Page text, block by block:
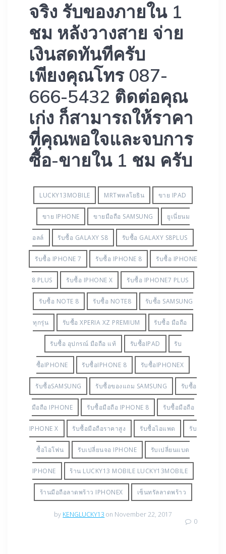
จริง รับของภายใน 1
ชม หลังวางสาย จ่าย
เงินสดทันทีครับ
เพียงคุณโทร 087-
666-5432 ติดต่อคุณ
เก่ง ก็สามารถให้ราคา
ที่คุณพอใจและจบการ
ซื้อ-ขายใน 1 ชม ครับ
LUCKY13MOBILE‬‪ MRTพหลโยธิน ขาย IPAD
ขาย IPHONE ขายมือถือ SAMSUNG ยูเนี่ยนม
อลล์ รับซื้อ GALAXY S8 รับซื้อ GALAXY S8PLUS
รับซื้อ IPHONE 7 รับซื้อ IPHONE 8 รับซื้อ IPHONE
8 PLUS รับซื้อ IPHONE X รับซื้อ IPHONE7 PLUS
รับซื้อ NOTE 8 รับซื้อ NOTE8 รับซื้อ SAMSUNG
ทุกรุ่น รับซื้อ XPERIA XZ PREMIUM รับซื้อ มือถือ
รับซื้อ อุปกรณ์ มือถือ แท้ รับซื้อIPAD รับ
ซื้อIPHONE รับซื้อIPHONE 8 รับซื้อIPHONEX
รับซื้อSAMSUNG รับซื้อของแถม SAMSUNG รับซื้อ
มือถือ IPHONE รับซื้อมือถือ IPHONE 8 รับซื้อมือถือ
IPHONE X รับซื้อมือถือราคาสูง‬‪ รับซื้อไอแพด รับ
ซื้อไอโฟน รับเปลี่ยนจอ IPHONE รับเปลี่ยนแบต
IPHONE ร้าน LUCKY13 MOBILE LUCKY13MOBILE‬‪
ร้านมือถือลาดพร้าว IPHONEX เซ็นทรัลลาดพร้าว
by KENGLUCKY13 on November 22, 2017
0